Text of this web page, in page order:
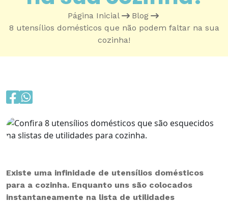
Página Inicial • Blog •
8 utensílios domésticos que não podem faltar na sua
cozinha!
Existe uma infinidade de utensílios domésticos
para a cozinha. Enquanto uns são colocados
instantaneamente na lista de utilidades